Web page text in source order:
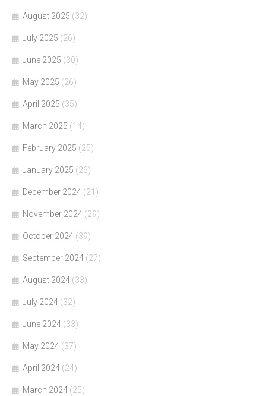
August 2025 (32)
July 2025 (26)
June 2025 (30)
May 2025 (26)
April 2025 (35)
March 2025 (14)
February 2025 (25)
January 2025 (26)
December 2024 (21)
November 2024 (29)
October 2024 (39)
September 2024 (27)
August 2024 (33)
July 2024 (32)
June 2024 (33)
May 2024 (37)
April 2024 (24)
March 2024 (25)